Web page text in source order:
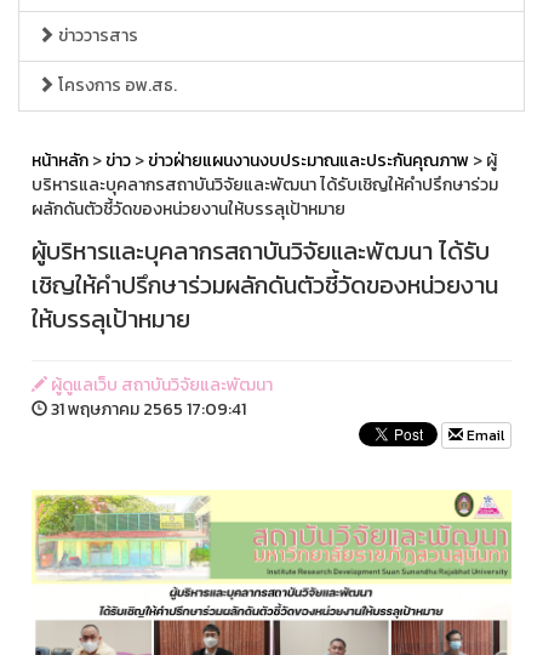
ข่าววารสาร
โครงการ อพ.สธ.
หน้าหลัก>ข่าว>ข่าวฝ่ายแผนงานงบประมาณและประกันคุณภาพ > ผู้
บริหารและบุคลากรสถาบันวิจัยและพัฒนา ได้รับเชิญให้คำปรึกษาร่วม
ผลักดันตัวชี้วัดของหน่วยงานให้บรรลุเป้าหมาย
ผู้บริหารและบุคลากรสถาบันวิจัยและพัฒนา ได้รับ
เชิญให้คำปรึกษาร่วมผลักดันตัวชี้วัดของหน่วยงาน
ให้บรรลุเป้าหมาย
ผู้ดูแลเว็บ สถาบันวิจัยและพัฒนา
31 พฤษภาคม 2565 17:09:41
Email